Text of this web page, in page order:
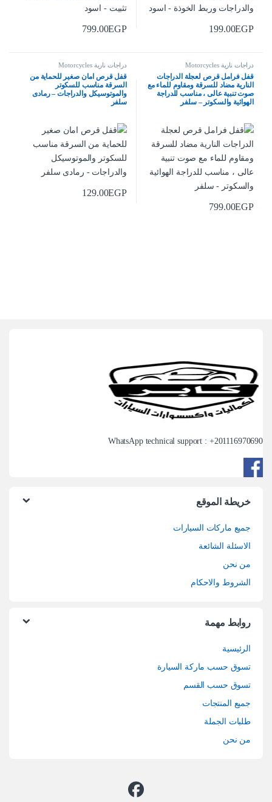
199.00EGP
799.00EGP
دراجات نارية Motorcycles
قفل فرامل قرص لعجلة الدراجات
النارية مضاد للسرقة ومقاوم للماء مع
صوت تنبية عالى ، مناسب للدراجة
الهوائية والسكوتر – سلفر
799.00EGP
دراجات نارية Motorcycles
قفل قرص امان صغير للحماية من
السرقة مناسب للسكوتر
والموتوسيكل والدراجات – رمادى
سلفر
129.00EGP
WhatsApp technical support : +201116970690
خريطة الموقع
جميع ماركات السيارات
الاسئلة الشائعة
من نحن
الشروط والاحكام
روابط مهمة
الرئيسية
تسوق حسب ماركة السيارة
تسوق حسب القسم
جميع المنتجات
طلبات الجملة
من نحن